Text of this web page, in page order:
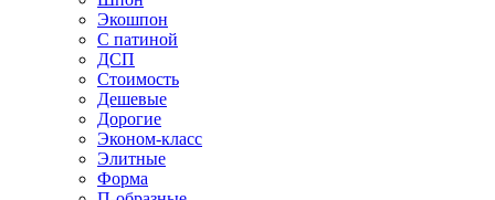
Экошпон
С патиной
ДСП
Стоимость
Дешевые
Дорогие
Эконом-класс
Элитные
Форма